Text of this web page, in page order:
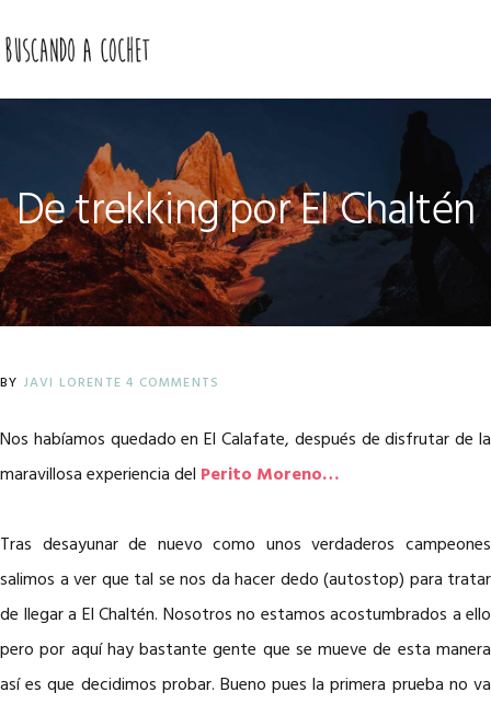
to
primary
navigation
to
main
content
to
primary
sidebar
De trekking por El Chaltén
BY JAVI LORENTE 4 COMMENTS
Nos habíamos quedado en El Calafate, después de disfrutar de la
maravillosa experiencia del Perito Moreno…
Tras desayunar de nuevo como unos verdaderos campeones
salimos a ver que tal se nos da hacer dedo (autostop) para tratar
de llegar a El Chaltén. Nosotros no estamos acostumbrados a ello
pero por aquí hay bastante gente que se mueve de esta manera
así es que decidimos probar. Bueno pues la primera prueba no va